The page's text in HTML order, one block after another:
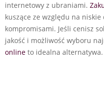
internetowy z ubraniami.
kuszące ze względu na
kompromisami. Jeśli cenisz
jakość i możliwość wyboru
online to idealna alternatywa.